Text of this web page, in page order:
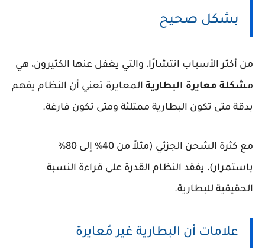
بشكل صحيح
من أكثر الأسباب انتشارًا، والتي يغفل عنها الكثيرون، هي
مشكلة معايرة البطارية المعايرة تعني أن النظام يفهم
بدقة متى تكون البطارية ممتلئة ومتى تكون فارغة.
مع كثرة الشحن الجزئي (مثلاً من 40% إلى 80%
باستمرار)، يفقد النظام القدرة على قراءة النسبة
الحقيقية للبطارية.
علامات أن البطارية غير مُعايرة